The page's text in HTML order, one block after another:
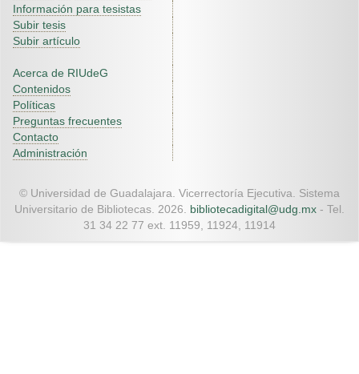
Información para tesistas
Subir tesis
Subir artículo
Acerca de RIUdeG
Contenidos
Políticas
Preguntas frecuentes
Contacto
Administración
© Universidad de Guadalajara. Vicerrectoría Ejecutiva. Sistema
Universitario de Bibliotecas. 2026. bibliotecadigital@udg.mx - Tel.
31 34 22 77 ext. 11959, 11924, 11914